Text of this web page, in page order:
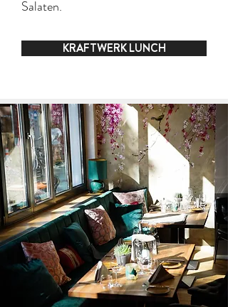
Salaten.
KRAFTWERK LUNCH